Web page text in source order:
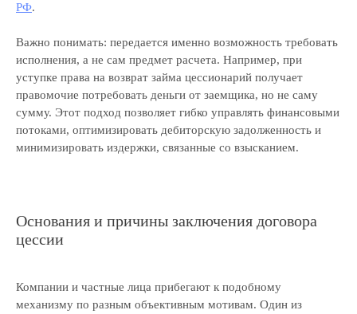
РФ.
Важно понимать: передается именно возможность требовать
исполнения, а не сам предмет расчета. Например, при
уступке права на возврат займа цессионарий получает
правомочие потребовать деньги от заемщика, но не саму
сумму. Этот подход позволяет гибко управлять финансовыми
потоками, оптимизировать дебиторскую задолженность и
минимизировать издержки, связанные со взысканием.
Основания и причины заключения договора
цессии
Компании и частные лица прибегают к подобному
механизму по разным объективным мотивам. Один из